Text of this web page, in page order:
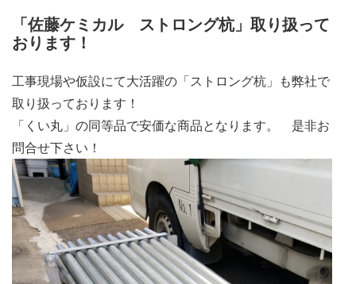
「佐藤ケミカル ストロング杭」取り扱って
おります！
工事現場や仮設にて大活躍の「ストロング杭」も弊社で
取り扱っております！
「くい丸」の同等品で安価な商品となります。 是非お
問合せ下さい！